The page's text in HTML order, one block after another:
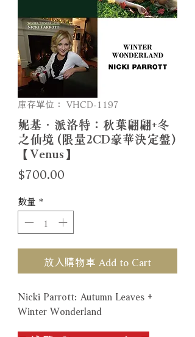
庫存單位： VHCD-1197
妮基．派洛特：秋葉翩翩+冬
之仙境 (限量2CD豪華決定盤)
【Venus】
$700.00
數量 *
放入購物車 Add to Cart
Nicki Parrott: Autumn Leaves +
Winter Wonderland